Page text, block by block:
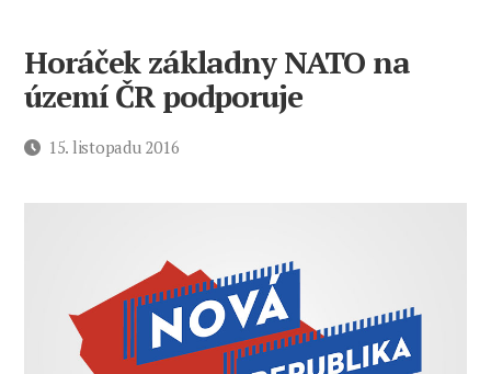
Horáček základny NATO na
území ČR podporuje
Datum15. listopadu 2016